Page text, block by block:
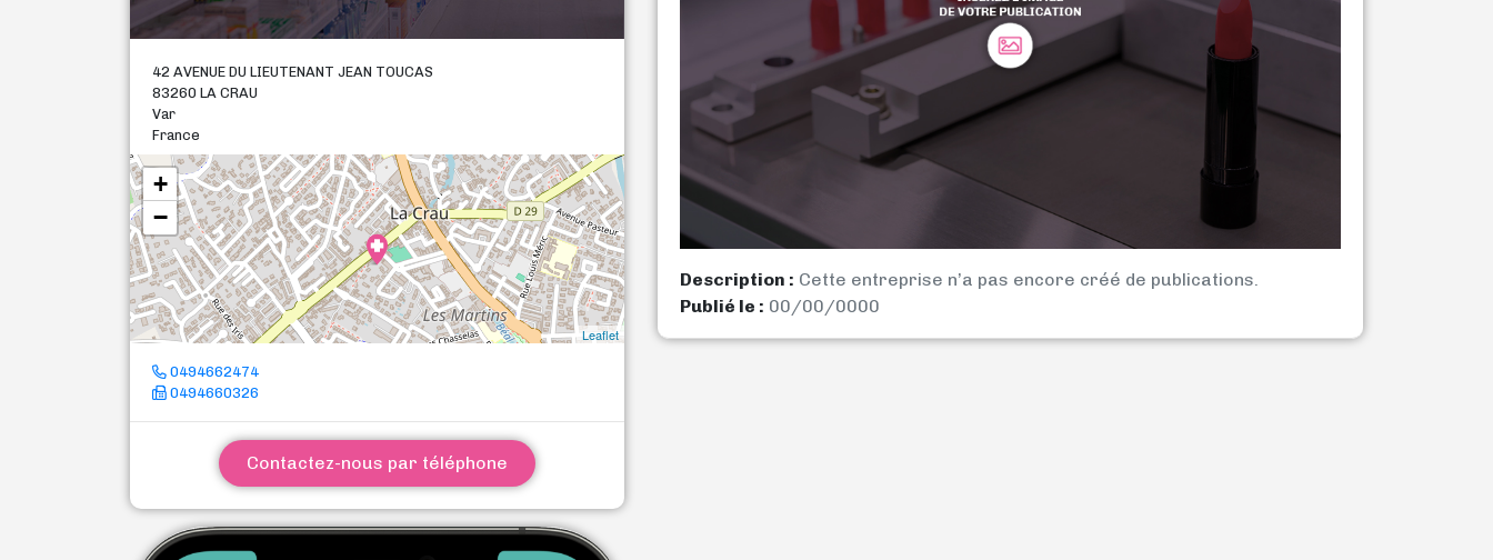
42 AVENUE DU LIEUTENANT JEAN TOUCAS
83260 LA CRAU
Var
France
+
−
Leaflet
0494662474
0494660326
Contactez-nous par téléphone
Description : Cette entreprise n’a pas encore créé de publications.
Publié le : 00/00/0000